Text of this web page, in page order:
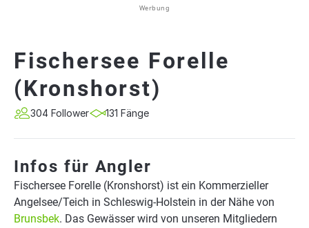
Werbung
Fischersee Forelle
(Kronshorst)
304 Follower 131 Fänge
Infos für Angler
Fischersee Forelle (Kronshorst) ist ein Kommerzieller
Angelsee/Teich in Schleswig-Holstein in der Nähe von
Brunsbek. Das Gewässer wird von unseren Mitgliedern